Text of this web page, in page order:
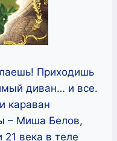
Приходишь
диван… и все.
караван
– Миша Белов,
21 века в теле